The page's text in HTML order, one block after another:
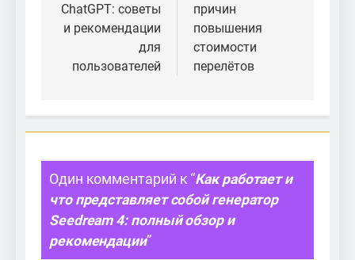
ChatGPT: советы
и рекомендации
для
пользователей
причин
повышения
стоимости
перелётов
Один комментарий к “Как работает и
что представляет собой генератор
Seedream 4: полный обзор и
рекомендации”